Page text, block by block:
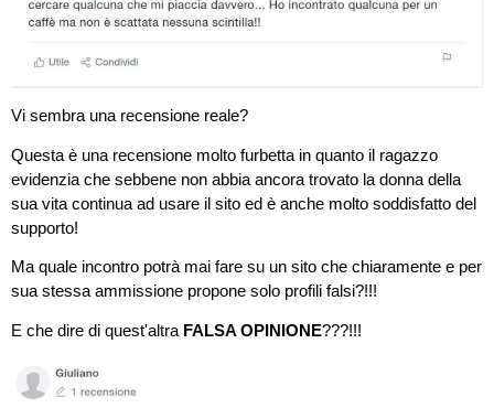
Vi sembra una recensione reale?
Questa è una recensione molto furbetta in quanto il ragazzo
evidenzia che sebbene non abbia ancora trovato la donna della
sua vita continua ad usare il sito ed è anche molto soddisfatto del
supporto!
Ma quale incontro potrà mai fare su un sito che chiaramente e per
sua stessa ammissione propone solo profili falsi?!!!
E che dire di quest'altra FALSA OPINIONE???!!!